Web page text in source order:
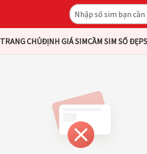
TRANG CHỦĐỊNH GIÁ SIMCẦM SIM SỐ ĐẸP